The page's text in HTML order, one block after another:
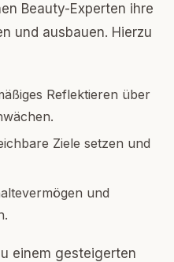
Beauty-Experten ihre
und ausbauen. Hierzu
Reflektieren über
Ziele setzen und
und
einem gesteigerten